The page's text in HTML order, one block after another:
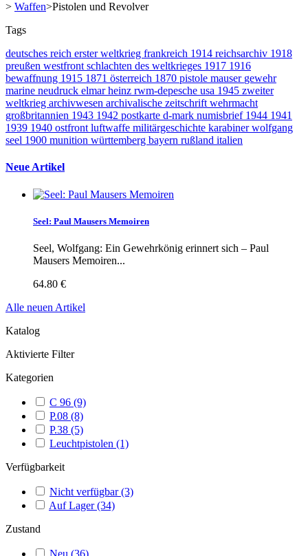
> Waffen>Pistolen und Revolver
Tags
deutsches reich erster weltkrieg frankreich 1914 reichsarchiv 1918
preußen westfront schlachten des weltkrieges 1917 1916
bewaffnung 1915 1871 österreich 1870 pistole mauser gewehr
marine neudruck elmar heinz rwm-depesche usa 1945 zweiter
weltkrieg archivwesen archivalische zeitschrift wehrmacht
großbritannien 1943 1942 postkarte d-mark numisbrief 1944 1941
1939 1940 ostfront luftwaffe militärgeschichte karabinerwolfgang
seel 1900 munition württemberg bayern rußland italien
Neue Artikel
Seel: Paul Mausers Memoiren
Seel, Wolfgang: Ein Gewehrkönig erinnert sich – Paul
Mausers Memoiren...
64.80 €
Alle neuen Artikel
Katalog
Aktivierte Filter
Kategorien
C 96 (9)
P.08 (8)
P.38 (5)
Leuchtpistolen (1)
Verfügbarkeit
Nicht verfügbar(3)
Auf Lager(34)
Zustand
Neu (36)